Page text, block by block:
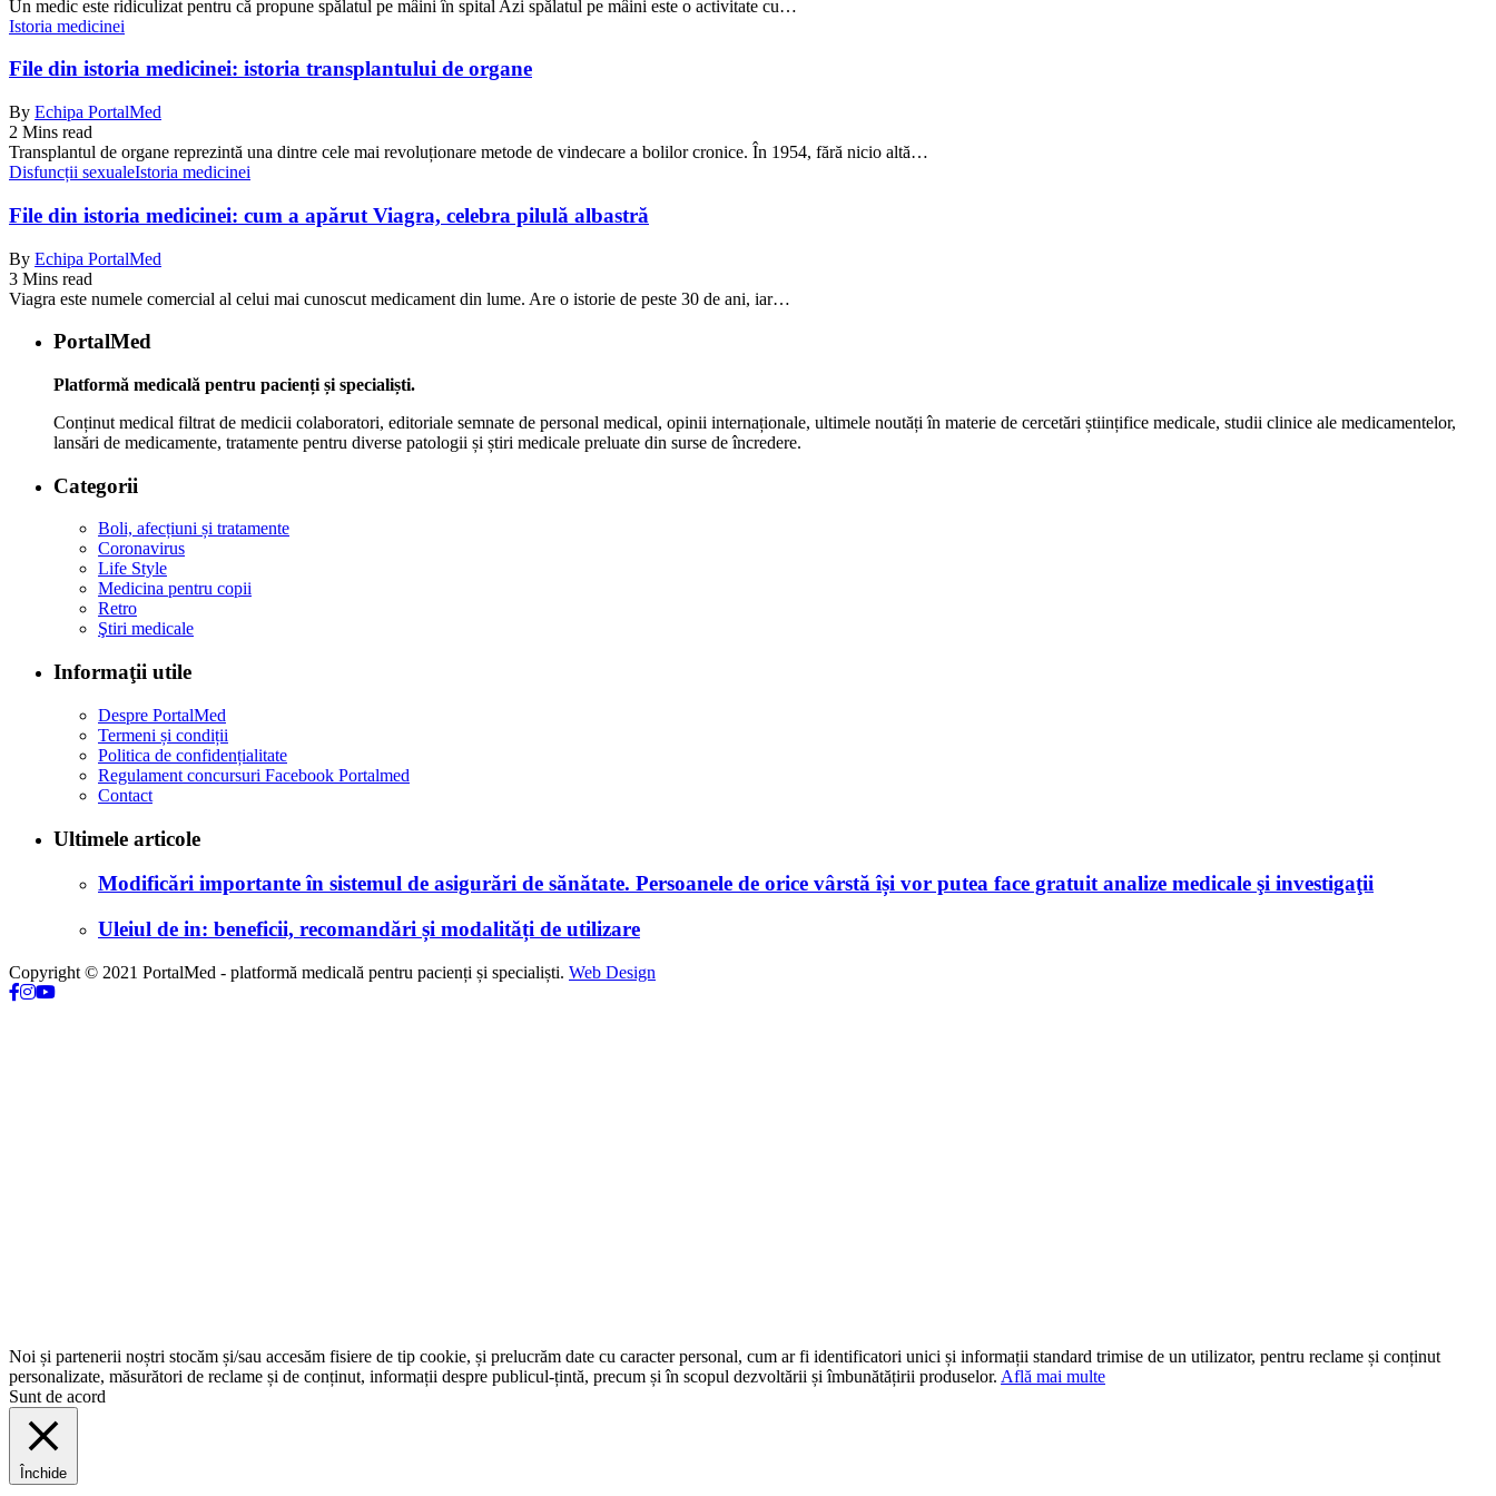
Un medic este ridiculizat pentru că propune spălatul pe mâini în spital Azi spălatul pe mâini este o activitate cu…
Istoria medicinei
File din istoria medicinei: istoria transplantului de organe
By Echipa PortalMed
2 Mins read
Transplantul de organe reprezintă una dintre cele mai revoluționare metode de vindecare a bolilor cronice. În 1954, fără nicio altă…
Disfuncții sexualeIstoria medicinei
File din istoria medicinei: cum a apărut Viagra, celebra pilulă albastră
By Echipa PortalMed
3 Mins read
Viagra este numele comercial al celui mai cunoscut medicament din lume. Are o istorie de peste 30 de ani, iar…
PortalMed
Platformă medicală pentru pacienți și specialiști.
Conținut medical filtrat de medicii colaboratori, editoriale semnate de personal medical, opinii internaționale, ultimele noutăți în materie de cercetări științifice medicale, studii clinice ale medicamentelor,
lansări de medicamente, tratamente pentru diverse patologii și știri medicale preluate din surse de încredere.
Categorii
Boli, afecțiuni și tratamente
Coronavirus
Life Style
Medicina pentru copii
Retro
Ştiri medicale
Informaţii utile
Despre PortalMed
Termeni și condiții
Politica de confidențialitate
Regulament concursuri Facebook Portalmed
Contact
Ultimele articole
Modificări importante în sistemul de asigurări de sănătate. Persoanele de orice vârstă își vor putea face gratuit analize medicale şi investigaţii
Uleiul de in: beneficii, recomandări și modalități de utilizare
Copyright © 2021 PortalMed - platformă medicală pentru pacienți și specialiști. Web Design
Noi și partenerii noștri stocăm și/sau accesăm fisiere de tip cookie, și prelucrăm date cu caracter personal, cum ar fi identificatori unici și informații standard trimise de un utilizator, pentru reclame și conținut
personalizate, măsurători de reclame și de conținut, informații despre publicul-țintă, precum și în scopul dezvoltării și îmbunătățirii produselor. Află mai multe
Sunt de acord
Închide